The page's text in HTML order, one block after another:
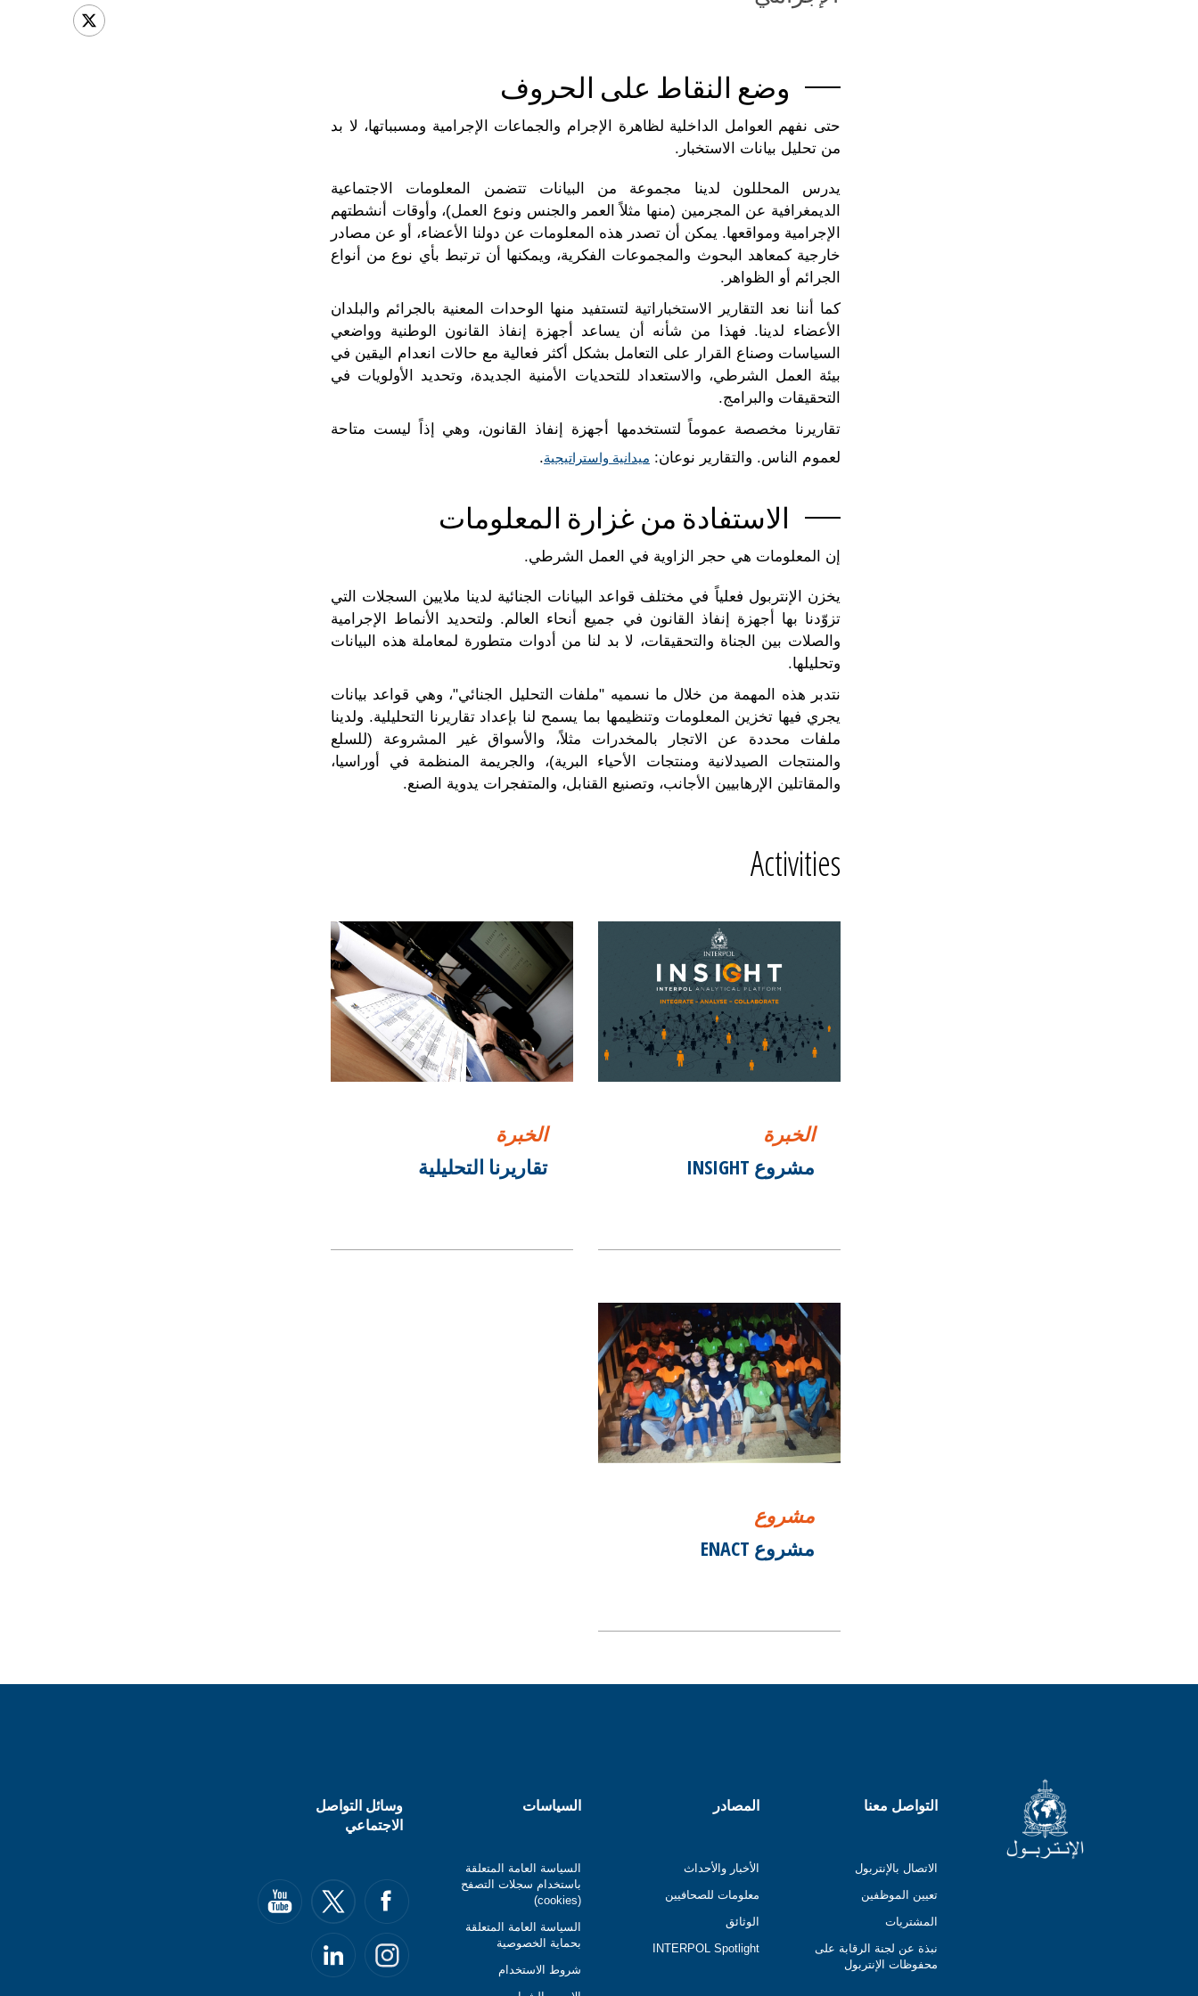
وضع النقاط على الحروف
حتى نفهم العوامل الداخلية لظاهرة الإجرام والجماعات الإجرامية ومسبباتها، لا بد
من تحليل بيانات الاستخبار.
يدرس المحللون لدينا مجموعة من البيانات تتضمن المعلومات الاجتماعية
الديمغرافية عن المجرمين (منها مثلاً العمر والجنس ونوع العمل)، وأوقات أنشطتهم
الإجرامية ومواقعها. يمكن أن تصدر هذه المعلومات عن دولنا الأعضاء، أو عن مصادر
خارجية كمعاهد البحوث والمجموعات الفكرية، ويمكنها أن ترتبط بأي نوع من أنواع
الجرائم أو الظواهر.
كما أننا نعد التقارير الاستخباراتية لتستفيد منها الوحدات المعنية بالجرائم والبلدان
الأعضاء لدينا. فهذا من شأنه أن يساعد أجهزة إنفاذ القانون الوطنية وواضعي
السياسات وصناع القرار على التعامل بشكل أكثر فعالية مع حالات انعدام اليقين في
بيئة العمل الشرطي، والاستعداد للتحديات الأمنية الجديدة، وتحديد الأولويات في
التحقيقات والبرامج.
تقاريرنا مخصصة عموماً لتستخدمها أجهزة إنفاذ القانون، وهي إذاً ليست متاحة
لعموم الناس. والتقارير نوعان: ميدانية واستراتيجية.
الاستفادة من غزارة المعلومات
إن المعلومات هي حجر الزاوية في العمل الشرطي.
يخزن الإنتربول فعلياً في مختلف قواعد البيانات الجنائية لدينا ملايين السجلات التي
تزوّدنا بها أجهزة إنفاذ القانون في جميع أنحاء العالم. ولتحديد الأنماط الإجرامية
والصلات بين الجناة والتحقيقات، لا بد لنا من أدوات متطورة لمعاملة هذه البيانات
وتحليلها.
نتدبر هذه المهمة من خلال ما نسميه "ملفات التحليل الجنائي"، وهي قواعد بيانات
يجري فيها تخزين المعلومات وتنظيمها بما يسمح لنا بإعداد تقاريرنا التحليلية. ولدينا
ملفات محددة عن الاتجار بالمخدرات مثلاً، والأسواق غير المشروعة (للسلع
والمنتجات الصيدلانية ومنتجات الأحياء البرية)، والجريمة المنظمة في أوراسيا،
والمقاتلين الإرهابيين الأجانب، وتصنيع القنابل، والمتفجرات يدوية الصنع.
Activities
الخبرة
مشروع INSIGHT
الخبرة
تقاريرنا التحليلية
مشروع
مشروع ENACT
التواصل معنا
الاتصال بالإنتربول
تعيين الموظفين
المشتريات
نبذة عن لجنة الرقابة على
محفوظات الإنتربول
المصادر
الأخبار والأحداث
معلومات للصحافيين
الوثائق
INTERPOL Spotlight
السياسات
السياسة العامة المتعلقة
باستخدام سجلات التصفح
(cookies)
السياسة العامة المتعلقة
بحماية الخصوصية
شروط الاستخدام
وسائل التواصل
الاجتماعي